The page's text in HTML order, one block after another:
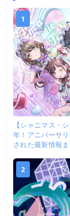
1
【シャニマス・
年！アニバーサ
された最新情報
2